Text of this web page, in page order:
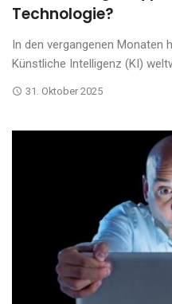
Technologie?
In den vergangenen Monaten
Künstliche Intelligenz (KI)
31. Oktober 2025